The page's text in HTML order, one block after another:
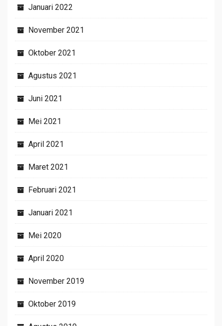
Januari 2022
November 2021
Oktober 2021
Agustus 2021
Juni 2021
Mei 2021
April 2021
Maret 2021
Februari 2021
Januari 2021
Mei 2020
April 2020
November 2019
Oktober 2019